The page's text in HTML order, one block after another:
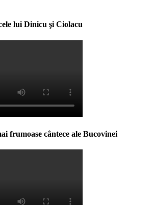
lui Dinicu şi Ciolacu
frumoase cântece ale Bucovinei